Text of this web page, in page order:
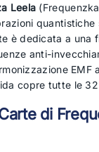
Leela
quantistiche
è dedicata a una
anti-
EMF
copre tutte le
di